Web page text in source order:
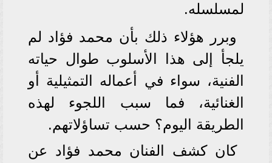
لمسلسله.
وبرر هؤلاء ذلك بأن محمد فؤاد لم
يلجأ إلى هذا الأسلوب طوال حياته
الفنية، سواء في أعماله التمثيلية أو
الغنائية، فما سبب اللجوء لهذه
الطريقة اليوم؟ حسب تساؤلاتهم.
كان كشف الفنان محمد فؤاد عن